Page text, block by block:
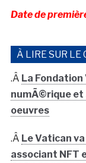
Date de
À LIRE SUR LE
.Â La
numÃ©rique et
oeuvres
.Â Le Vatican
associant NFT